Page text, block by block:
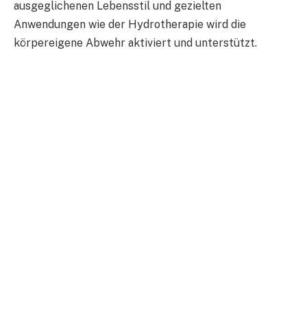
ausgeglichenen Lebensstil und gezielten
Anwendungen wie der Hydrotherapie wird die
körpereigene Abwehr aktiviert und unterstützt.